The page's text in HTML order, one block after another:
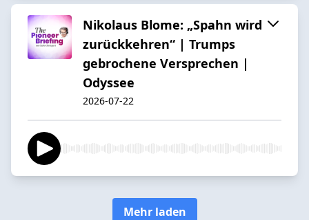
Nikolaus Blome: „Spahn wird
zurückkehren“ | Trumps
gebrochene Versprechen |
Odyssee
2026-07-22
Mehr laden